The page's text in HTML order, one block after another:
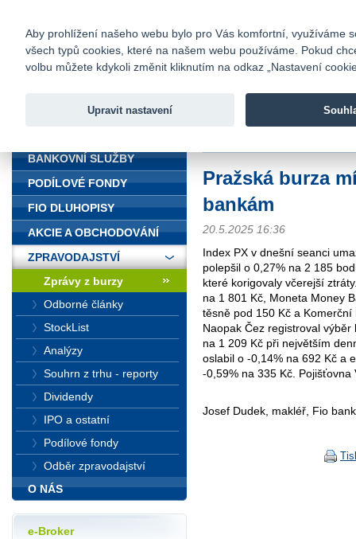
Fio banka
Fio banka
Pražská burza
bankám
20.5.2025 16:36
Index PX v dnešní seanci
polepšil o 0,27% na 2 185
které korigovaly včerejší
na 1 801 Kč, Moneta Money
těsně pod 150 Kč a
Naopak Čez registroval
na 1 209 Kč při největším
oslabil o -0,14% na 692 Kč a
-0,59% na 335 Kč.
Josef Dudek, makléř, Fio
BANKOVNÍ SLUŽBY
PODÍLOVÉ FONDY
FIO DLUHOPISY
AKCIE A OBCHODOVÁNÍ
ZPRAVODAJSTVÍ
Zprávy z burzy
Odborné články
StockList
Analýzy
Souhrn z trhu - reporty
Dividendy
IPO a ostatní
Podílové fondy
Odběr zpravodajství
O NÁS
e-Broker
Aby prohlížení našeho webu bylo pro Vás komfortní, využíváme
všech typů cookies, které na našem webu používáme. Pokud
volbu můžete kdykoli změnit kliknutím na odkaz „Nastavení
Upravit nastavení